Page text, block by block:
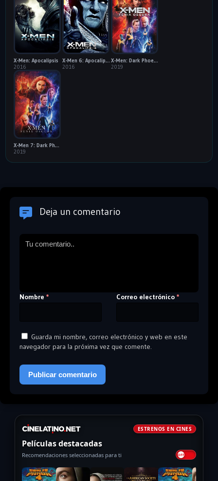
X-Men: Apocalipsis
2016
X-Men 6: Apocalipsis: 60FPS
2016
X-Men: Dark Phoenix
2019
X-Men 7: Dark Phoenix: 60FPS
2019
Deja un comentario
Nombre * Correo electrónico *
Guarda mi nombre, correo electrónico y web en este
navegador para la próxima vez que comente.
ESTRENOS EN CINES
Películas destacadas
Recomendaciones seleccionadas para ti